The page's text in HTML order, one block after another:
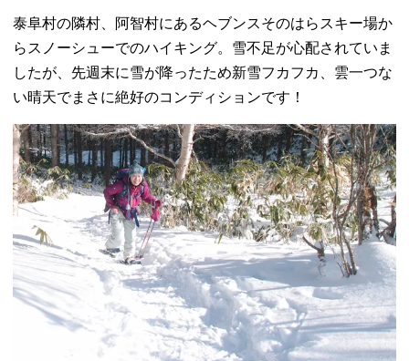
泰阜村の隣村、阿智村にあるヘブンスそのはらスキー場か
らスノーシューでのハイキング。雪不足が心配されていま
したが、先週末に雪が降ったため新雪フカフカ、雲一つな
い晴天でまさに絶好のコンディションです！